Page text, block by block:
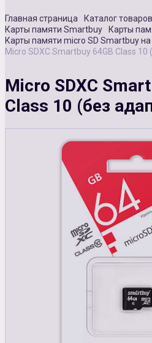
Главная страница Каталог товаров
Карты памяти Smartbuy
Карты
Карты памяти micro SD Smartbuy на
Micro SDXC Smartbuy 64GB Class 10
Micro SDXC
Class 10 (без